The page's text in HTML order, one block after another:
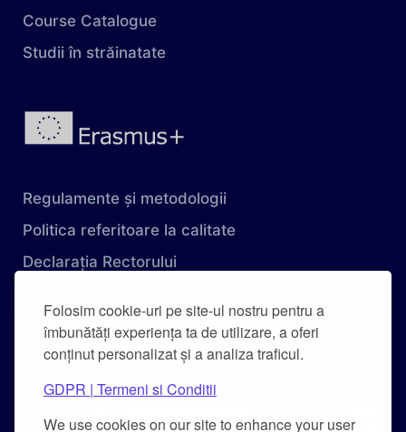
Folosim cookie-uri pe site-ul nostru pentru a
îmbunătăți experiența ta de utilizare, a oferi
conținut personalizat și a analiza traficul.
GDPR | Termeni si Conditii
We use cookies on our site to enhance your user
Course Catalogue
Studii în străinatate
Regulamente și metodologii
Politica referitoare la calitate
Declarația Rectorului
Carta Universității
Combaterea hărțuirii pe criteriu de sex și a